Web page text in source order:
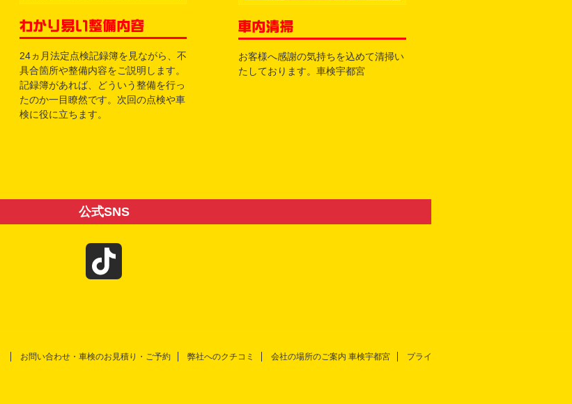
24ヵ月法定点検記録簿を見ながら、不
具合箇所や整備内容をご説明します。
記録簿があれば、どういう整備を行っ
たのか一目瞭然です。次回の点検や車
検に役に立ちます。
お客様へ感謝の気持ちを込めて清掃い
たしております。車検宇都宮
公式SNS
お問い合わせ・車検のお見積り・ご予約 弊社へのクチコミ 会社の場所のご案内 車検宇都宮
プライ